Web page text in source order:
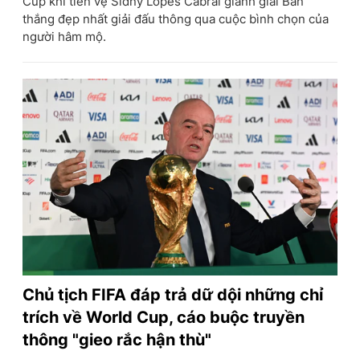
thắng đẹp nhất giải đấu thông qua cuộc bình chọn của
người hâm mộ.
Chủ tịch FIFA đáp trả dữ dội những chỉ
trích về World Cup, cáo buộc truyền
thông "gieo rắc hận thù"